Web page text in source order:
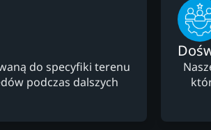
do specyfiki terenu
podczas dalszych